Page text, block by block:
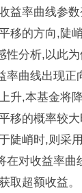
益率曲线参
移的方向,陡
性分析,以此
率曲线出现正
升,本基金将
移的概率较
陡峭时,则采
在对收益率曲
取超额收益。